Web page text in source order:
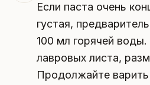
Если паста очень
густая,
100 мл горячей
лавровых листа,
Продолжайте